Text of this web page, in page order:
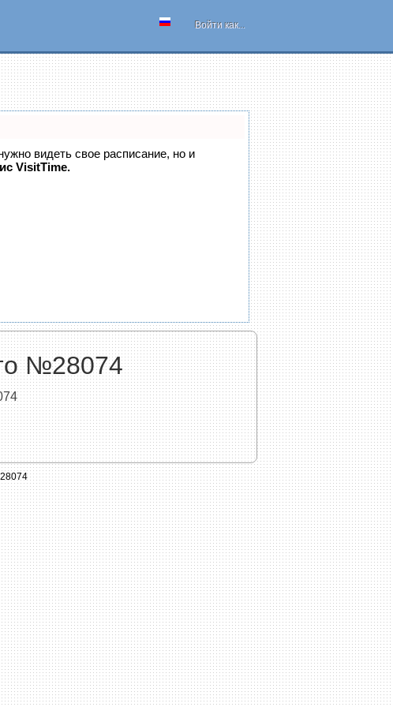
Войти как...
видеть свое расписание, но и
VisitTime.
№28074